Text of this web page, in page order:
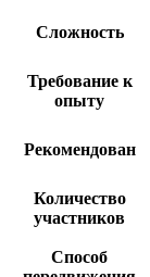
Сложность
Требование к
опыту
Рекомендован
Количество
участников
Способ